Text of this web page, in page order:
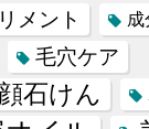
メント
毛穴ケア
石けん